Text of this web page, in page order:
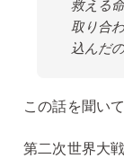
救える
取り合
込んだ
この話を聞い
第二次世界大